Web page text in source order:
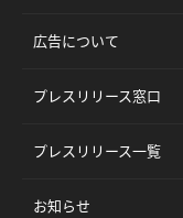
広告について
プレスリリース窓口
プレスリリース一覧
お知らせ